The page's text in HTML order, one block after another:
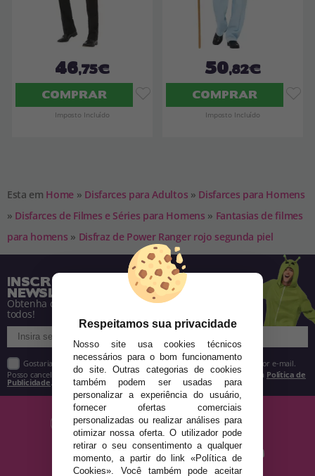
46,75€
COMPRAR
Imposto Incluído
50,82€
COMPRAR
Imposto Incluído
Esta em Home » Disfarces para Adultos » Disfarces para Homens
» Disfarces de Filmes e Séries para Homens » Fantasias de filmes
para homens » Disfraz de Power Ranger rojo segunda piel
INSCREVA-SE NA NOSSA
NEWSLETTER
Obtenha descontos e saiba de tudo antes de
todos!
Gostaria de receber descontos exclusivos, novidades e tendências por e-mail.
Posso cancelar a inscrição a qualquer momento, conforme estipulado na Política de
Publicidade
Respeitamos sua privacidade
Nosso site usa cookies técnicos
necessários para o bom funcionamento
do site. Outras categorias de cookies
também podem ser usadas para
personalizar a experiência do usuário,
fornecer ofertas comerciais
personalizadas ou realizar análises para
otimizar nossa oferta. O utilizador pode
retirar o seu consentimento a qualquer
momento, a partir do link «Política de
Cookies». Você também pode aceitar